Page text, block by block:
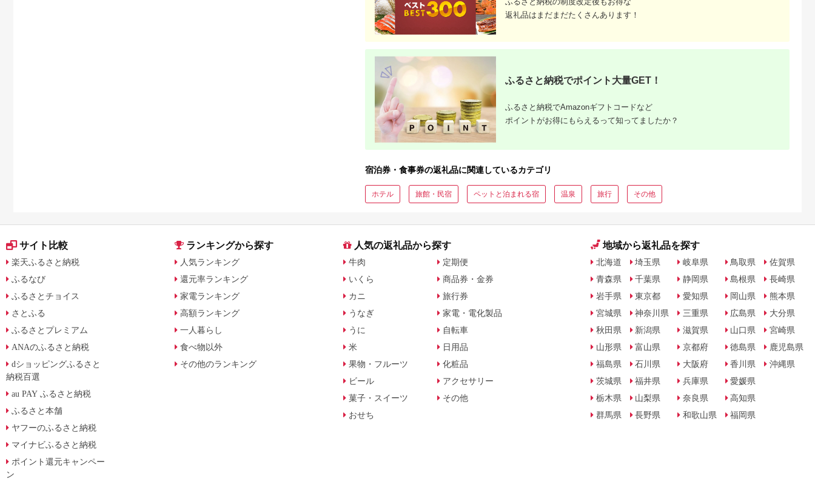
チケット 購入補助券
アイアン ドライバー
フェアウェイウッド
返礼品はまだまだたくさんあります！
ふるさと納税でポイント大量GET！
ふるさと納税でAmazonギフトコードなど
ポイントがお得にもらえるって知ってましたか？
宿泊券・食事券の返礼品に関連しているカテゴリ
ホテル 旅館・民宿 ペットと泊まれる宿 温泉 旅行 その他
サイト比較
楽天ふるさと納税
ふるなび
ふるさとチョイス
さとふる
ふるさとプレミアム
ANAのふるさと納税
dショッピングふるさと
納税百選
au PAY ふるさと納税
ふるさと本舗
ヤフーのふるさと納税
マイナビふるさと納税
ポイント還元キャンペー
ン
ランキングから探す
人気ランキング
還元率ランキング
家電ランキング
高額ランキング
一人暮らし
食べ物以外
その他のランキング
人気の返礼品から探す
牛肉
いくら
カニ
うなぎ
うに
米
果物・フルーツ
ビール
菓子・スイーツ
おせち
定期便
商品券・金券
旅行券
家電・電化製品
自転車
日用品
化粧品
アクセサリー
その他
地域から返礼品を探す
北海道
青森県
岩手県
宮城県
秋田県
山形県
福島県
茨城県
栃木県
群馬県
埼玉県
千葉県
東京都
神奈川県
新潟県
富山県
石川県
福井県
山梨県
長野県
岐阜県
静岡県
愛知県
三重県
滋賀県
京都府
大阪府
兵庫県
奈良県
和歌山県
鳥取県
島根県
岡山県
広島県
山口県
徳島県
香川県
愛媛県
高知県
福岡県
佐賀県
長崎県
熊本県
大分県
宮崎県
鹿児島県
沖縄県